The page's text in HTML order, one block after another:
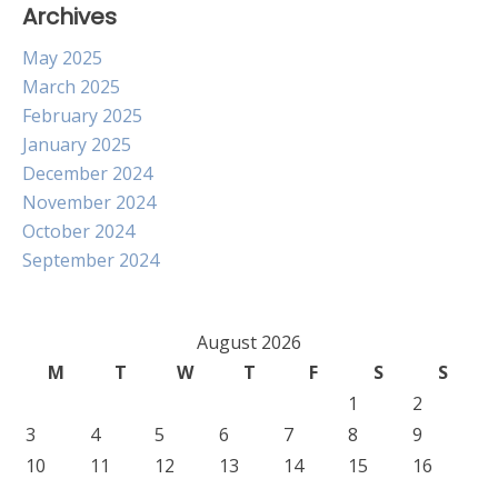
Archives
May 2025
March 2025
February 2025
January 2025
December 2024
November 2024
October 2024
September 2024
August 2026
M
T W T F S
S
1
2
3
4 5 6 7 8
9
10
11 12 13 14 15
16